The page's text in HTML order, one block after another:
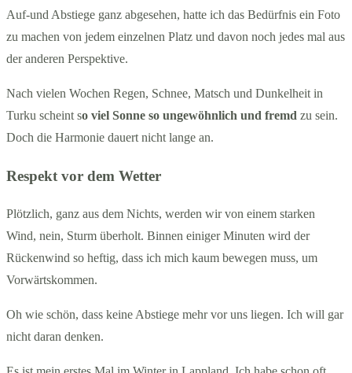
Auf-und Abstiege ganz abgesehen, hatte ich das Bedürfnis ein Foto
zu machen von jedem einzelnen Platz und davon noch jedes mal aus
der anderen Perspektive.
Nach vielen Wochen Regen, Schnee, Matsch und Dunkelheit in
Turku scheint so viel Sonne so ungewöhnlich und fremd zu sein.
Doch die Harmonie dauert nicht lange an.
Respekt vor dem Wetter
Plötzlich, ganz aus dem Nichts, werden wir von einem starken
Wind, nein, Sturm überholt. Binnen einiger Minuten wird der
Rückenwind so heftig, dass ich mich kaum bewegen muss, um
Vorwärtskommen.
Oh wie schön, dass keine Abstiege mehr vor uns liegen. Ich will gar
nicht daran denken.